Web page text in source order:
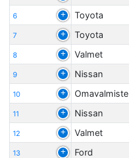
6 Toyota
7 Toyota
8 Valmet
9 Nissan
10 Omavalmiste
11 Nissan
12 Valmet
13 Ford